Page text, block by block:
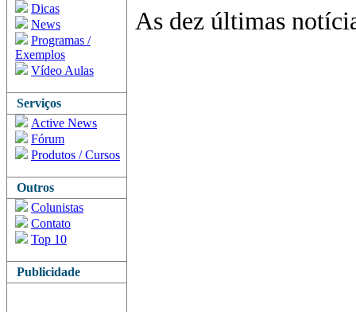
Dicas
News
Programas /
Exemplos
Vídeo Aulas
Serviços
Active News
Fórum
Produtos / Cursos
Outros
Colunistas
Contato
Top 10
Publicidade
As dez últimas